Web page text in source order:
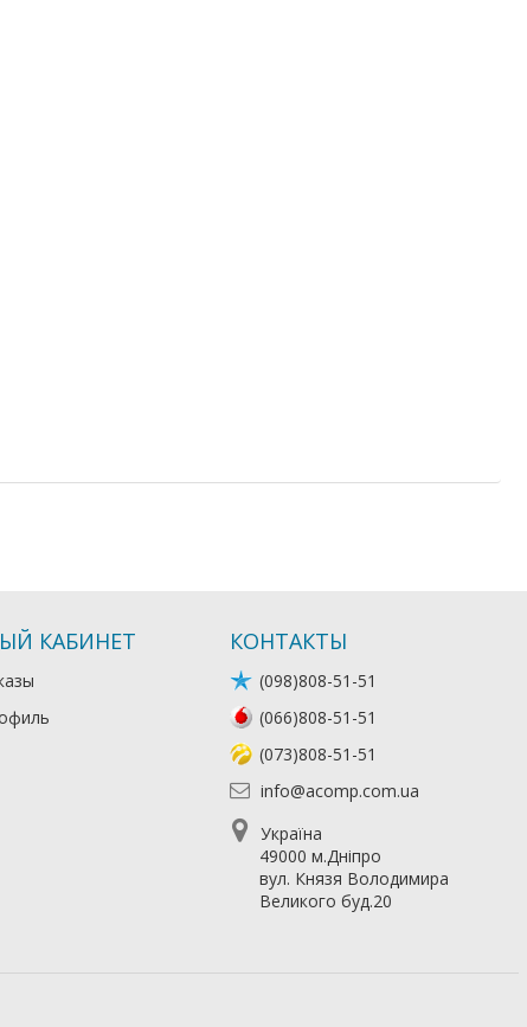
КАБИНЕТ КОНТАКТЫ
(098)808-51-51
(066)808-51-51
(073)808-51-51
info@acomp.com.ua
Україна
49000 м.Дніпро
вул. Князя Володимира
Великого буд.20